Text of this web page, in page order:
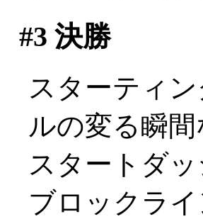
#3 決勝
スターティ
ルの変る瞬
スタートダ
ブロックラ